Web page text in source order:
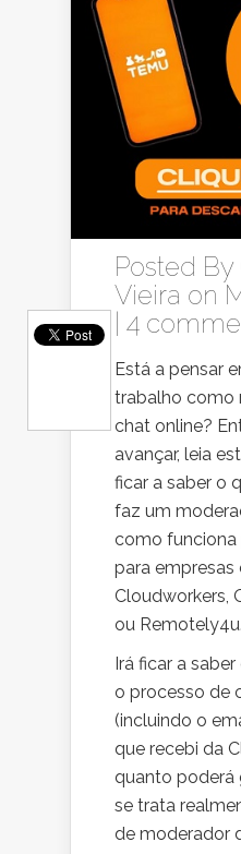
Posted By
Vieira on
4
Está a pensar
trabalho como
chat online?
avançar, leia
ficar a saber o
faz um
como funciona
para empresas
Cloudworkers,
ou Remotely4u.
Irá ficar a
o processo de
(incluindo o
que recebi da
quanto poderá
se trata
de moderador